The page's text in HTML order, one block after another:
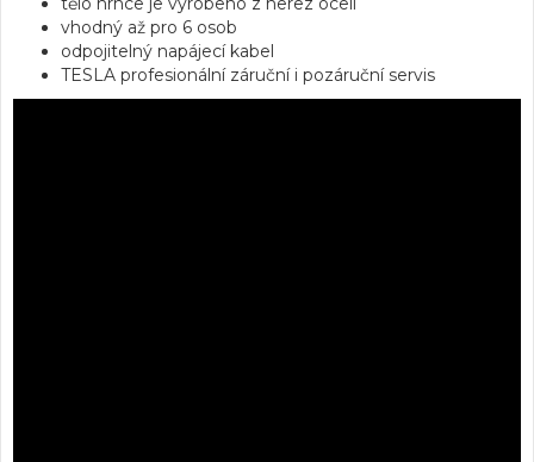
vhodný až pro 6 osob
odpojitelný napájecí kabel
TESLA profesionální záruční i pozáruční servis